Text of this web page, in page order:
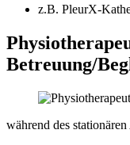
z.B. PleurX-
Betreuung/
während des